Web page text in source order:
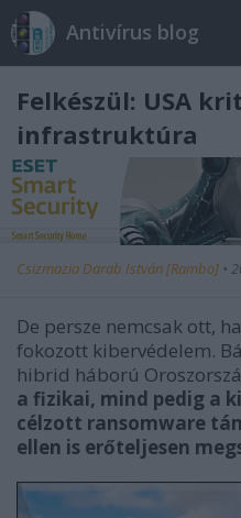
Antivírus blog
Felkészül: USA
infrastruktúra
Csizmazia Darab István [Rambo] •
De persze nemcsak ott,
fokozott kibervédelem.
hibrid háború
a fizikai, mind pedig a
célzott ransomware
ellen is erőteljesen